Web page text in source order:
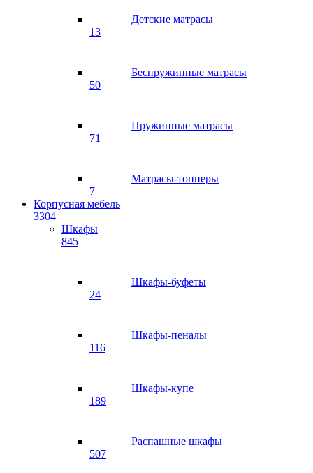
Детские матрасы
13
Беспружинные матрасы
50
Пружинные матрасы
71
Матрасы-топперы
7
Корпусная мебель
3304
Шкафы
845
Шкафы-буфеты
24
Шкафы-пеналы
116
Шкафы-купе
189
Распашные шкафы
507